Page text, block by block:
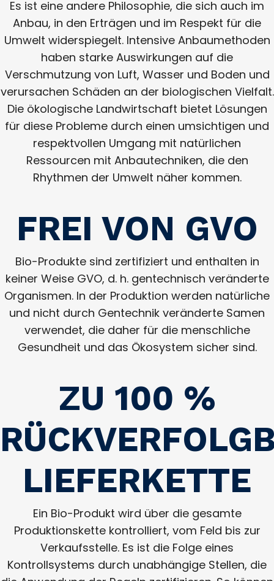
Es ist eine andere Philosophie, die sich auch im
Anbau, in den Erträgen und im Respekt für die
Umwelt widerspiegelt. Intensive Anbaumethoden
haben starke Auswirkungen auf die
Verschmutzung von Luft, Wasser und Boden und
verursachen Schäden an der biologischen Vielfalt.
Die ökologische Landwirtschaft bietet Lösungen
für diese Probleme durch einen umsichtigen und
respektvollen Umgang mit natürlichen
Ressourcen mit Anbautechniken, die den
Rhythmen der Umwelt näher kommen.
FREI VON GVO
Bio-Produkte sind zertifiziert und enthalten in
keiner Weise GVO, d. h. gentechnisch veränderte
Organismen. In der Produktion werden natürliche
und nicht durch Gentechnik veränderte Samen
verwendet, die daher für die menschliche
Gesundheit und das Ökosystem sicher sind.
ZU 100 %
LIEFERKETTE
Ein Bio-Produkt wird über die gesamte
Produktionskette kontrolliert, vom Feld bis zur
Verkaufsstelle. Es ist die Folge eines
Kontrollsystems durch unabhängige Stellen, die